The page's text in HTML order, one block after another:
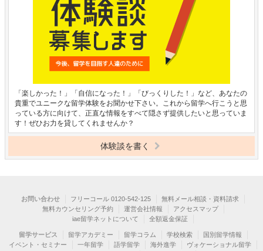
「楽しかった！」「自信になった！」「びっくりした！」など、あなたの
貴重でユニークな留学体験をお聞かせ下さい。これから留学へ行こうと思
っている方に向けて、正直な情報をすべて隠さず提供したいと思っていま
す！ぜひお力を貸してくれませんか？
体験談を書く
お問い合わせ フリーコール 0120-542-125
無料メール相談・資料請求
無料カウンセリング予約
運営会社情報
アクセスマップ
iae留学ネットについて
全額返金保証
留学サービス 留学アカデミー 留学コラム 学校検索
国別留学情報
イベント・セミナー
一年留学 語学留学 海外進学
ヴォケーショナル留学